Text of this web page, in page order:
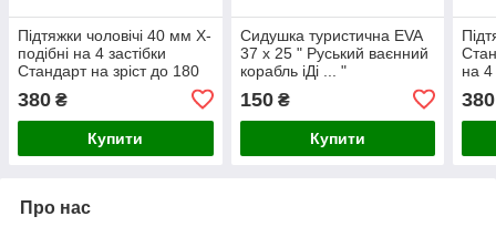
Підтяжки чоловічі 40 мм Х-
подібні на 4 застібки
Стандарт на зріст до 180
380 ₴
Купити
Сидушка туристична EVA
37 х 25 " Руський ваєнний
корабль іДі ... "
150₴
Купити
на 4
380
Про нас